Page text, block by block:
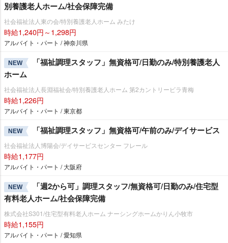
別養護老人ホーム/社会保障完備
社会福祉法人東の会/特別養護老人ホーム みたけ
時給1,240円～1,298円
アルバイト・パート / 神奈川県
NEW
「福祉調理スタッフ」無資格可/日勤のみ/特別養護老人
ホーム
社会福祉法人長淵福祉会/特別養護老人ホーム 第2カントリービラ青梅
時給1,226円
アルバイト・パート / 東京都
NEW 「福祉調理スタッフ」無資格可/午前のみ/デイサービス
社会福祉法人博陽会/デイサービスセンター フレール
時給1,177円
アルバイト・パート / 大阪府
NEW
「週2から可」調理スタッフ/無資格可/日勤のみ/住宅型
有料老人ホーム/社会保障完備
株式会社S301/住宅型有料老人ホーム ナーシングホームかりん小牧市
時給1,155円
アルバイト・パート / 愛知県